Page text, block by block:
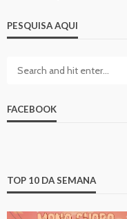
PESQUISA AQUI
FACEBOOK
TOP 10 DA SEMANA